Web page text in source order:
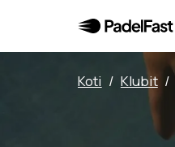
Koti / Klubit /